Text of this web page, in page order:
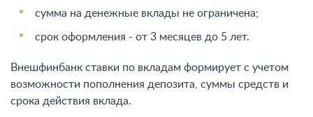
сумма на денежные вклады не ограничена;
срок оформления - от 3 месяцев до 5 лет.
Внешфинбанк ставки по вкладам формирует с учетом
возможности пополнения депозита, суммы средств и
срока действия вклада.